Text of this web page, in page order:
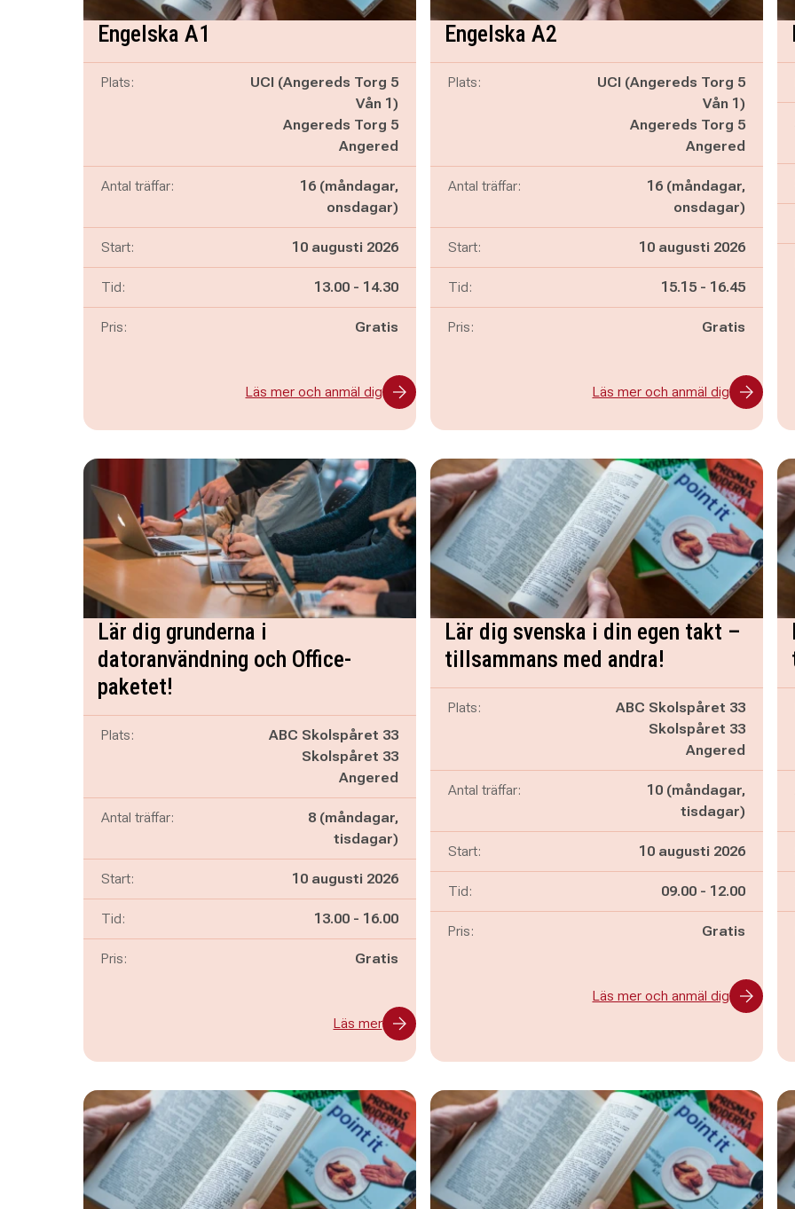
Engelska A1
Plats:
UCI (Angereds Torg 5
Vån 1)
Angereds Torg 5
Angered
Antal träffar:
16 (måndagar,
onsdagar)
Start: 10 augusti 2026
Tid: Pågår mellan
13.00 - och
14.30
Pris: Gratis
Läs mer och anmäl dig
Engelska A2
Plats:
UCI (Angereds Torg 5
Vån 1)
Angereds Torg 5
Angered
Antal träffar:
16 (måndagar,
onsdagar)
Start: 10 augusti 2026
Tid: Pågår mellan
15.15 - och
16.45
Pris: Gratis
Läs mer och anmäl dig
Lär dig grunderna i
datoranvändning och Office-
paketet!
Plats:
ABC Skolspåret 33
Skolspåret 33
Angered
Antal träffar:
8 (måndagar,
tisdagar)
Start: 10 augusti 2026
Tid: Pågår mellan
13.00 - och
16.00
Pris: Gratis
Läs mer
Lär dig svenska i din egen takt –
tillsammans med andra!
Plats:
ABC Skolspåret 33
Skolspåret 33
Angered
Antal träffar:
10 (måndagar,
tisdagar)
Start: 10 augusti 2026
Tid: Pågår mellan
09.00 - och
12.00
Pris: Gratis
Läs mer och anmäl dig